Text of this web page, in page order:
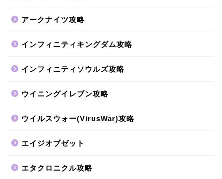
アークナイツ攻略
インフィニティキングダム攻略
インフィニティソウルズ攻略
ウイニングイレブン攻略
ウイルスウォー(VirusWar)攻略
エイジオブゼット
エタクロニクル攻略